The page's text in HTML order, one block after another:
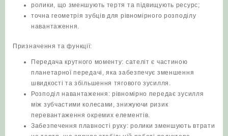
ролики, що зменшують тертя та підвищують ресурс;
точна геометрія зубців для рівномірного розподілу
навантаження.
Призначення та функції:
Передача крутного моменту: сателіт є частиною
планетарної передачі, яка забезпечує зменшення
швидкості та збільшення тягового зусилля.
Розподіл навантаження: рівномірно передає зусилля
між зубчастими колесами, знижуючи ризик
перевантаження окремих елементів.
Забезпечення плавності руху: ролики зменшують втрати